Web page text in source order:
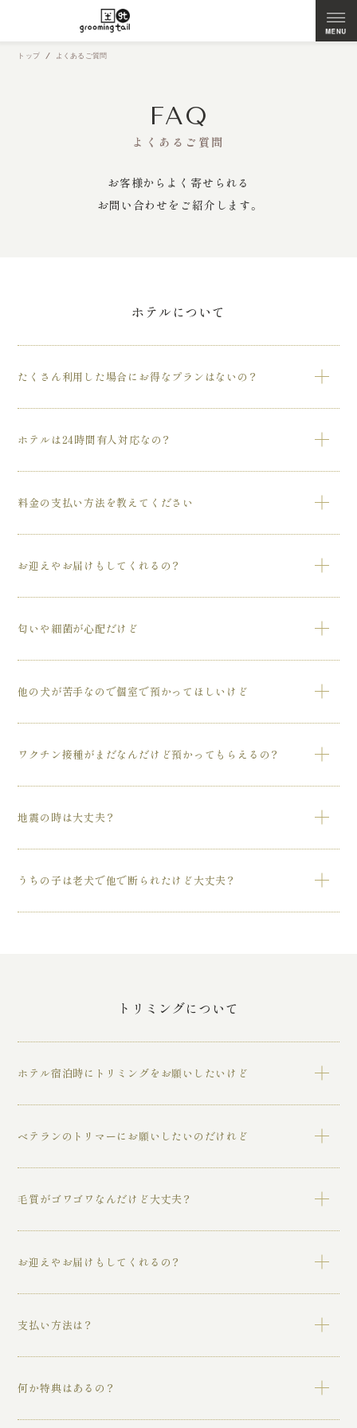
トップ よくあるご質問
FAQ
よくあるご質問
お客様からよく寄せられる
お問い合わせをご紹介します。
ホテルについて
たくさん利用した場合にお得なプランはないの？
使用制限なくホテル（宿泊、一時預かり）をご利用頂き、送
迎やトリミングやシャンプーなどのサービスが全て入った
「ワンにゃん放題」というサービスがございます。契約期間
ホテルは24時間有人対応なの？
代々木公園店は、スタッフが24時間常駐しておりますが、麻
布店は夜間が無人となります。
料金の支払い方法を教えてください
用時に追加料金が発生した場合は、ｸﾚｼﾞｯﾄｶｰﾄﾞ以外に
PayPayや楽天ﾍﾟｲもご利用頂けます。（事前決済は各種クレ
お迎えやお届けもしてくれるの？
弊社は無料送迎サービスがご利用頂けますので、大変お得で
す。（一部エリアは有料となりますので、お問合せくださ
い）
匂いや細菌が心配だけど
代々木公園店と麻布店とも、高性能空気清浄機（エアドッグ
等）を設置して綺麗な空気でおくつろぎ頂けます。
他の犬が苦手なので個室で預かってほしいけど
代々木公園店は、スイート1部屋、半個室6部屋、麻布店は半
個室2部屋を完備しています。どちらも高さは天井高となっ
ており、大変開放的で広々とおくつろぎ頂けます。
ワクチン接種がまだなんだけど預かってもらえるの？
申し訳ございません。必ず伝染病予防のため、初回は混合ワ
クチン証明書と狂犬病証明書をご持参頂くようお願いしてお
りますので、お受けできかねます。
地震の時は大丈夫？
動物用防災グッズ（非常食、水等）を完備していますので、
安心してお預けください。
うちの子は老犬で他で断られたけど大丈夫？
トリミングについて
ホテル宿泊時にトリミングをお願いしたいけど
た、宿泊者様は宿泊割（10％OFF)もご利用頂けます。（ご
予約状況によるお受けできない場合もございます。必ずスタ
ベテランのトリマーにお願いしたいのだけれど
していますので、安心してお任せ頂けます。
毛質がゴワゴワなんだけど大丈夫？
麻布PETでは両店舗（代々木公園店、麻布店）ともシャワー
ヘッドに「Refa社製のウルトラファインバブル」を設置し、
全ての方に無料でご利用頂けますので、ゴワゴワ感が低減す
お迎えやお届けもしてくれるの？
弊社は無料送迎サービスがご利用頂けますので、大変お得で
す。（一部エリアは有料となりますので、お問合せくださ
い）
支払い方法は？
用時に追加料金が発生した場合は、ｸﾚｼﾞｯﾄｶｰﾄﾞ以外に
PayPayや楽天ﾍﾟｲもご利用頂けます。（事前決済は各種クレ
何か特典はあるの？